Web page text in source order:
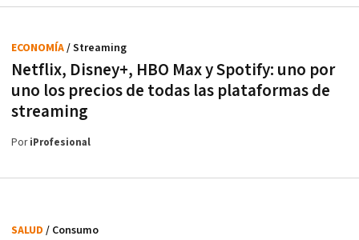
Netflix, Disney+, HBO Max y Spotify: uno por
uno los precios de todas las plataformas de
streaming
ECONOMÍA/ Streaming
PoriProfesional
SALUD / Consumo